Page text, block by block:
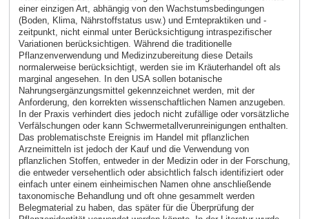
einer einzigen Art, abhängig von den Wachstumsbedingungen
(Boden, Klima, Nährstoffstatus usw.) und Erntepraktiken und -
zeitpunkt, nicht einmal unter Berücksichtigung intraspezifischer
Variationen berücksichtigen. Während die traditionelle
Pflanzenverwendung und Medizinzubereitung diese Details
normalerweise berücksichtigt, werden sie im Kräuterhandel oft als
marginal angesehen. In den USA sollen botanische
Nahrungsergänzungsmittel gekennzeichnet werden, mit der
Anforderung, den korrekten wissenschaftlichen Namen anzugeben.
In der Praxis verhindert dies jedoch nicht zufällige oder vorsätzliche
Verfälschungen oder kann Schwermetallverunreinigungen enthalten.
Das problematischste Ereignis im Handel mit pflanzlichen
Arzneimitteln ist jedoch der Kauf und die Verwendung von
pflanzlichen Stoffen, entweder in der Medizin oder in der Forschung,
die entweder versehentlich oder absichtlich falsch identifiziert oder
einfach unter einem einheimischen Namen ohne anschließende
taxonomische Behandlung und oft ohne gesammelt werden
Belegmaterial zu haben, das später für die Überprüfung der